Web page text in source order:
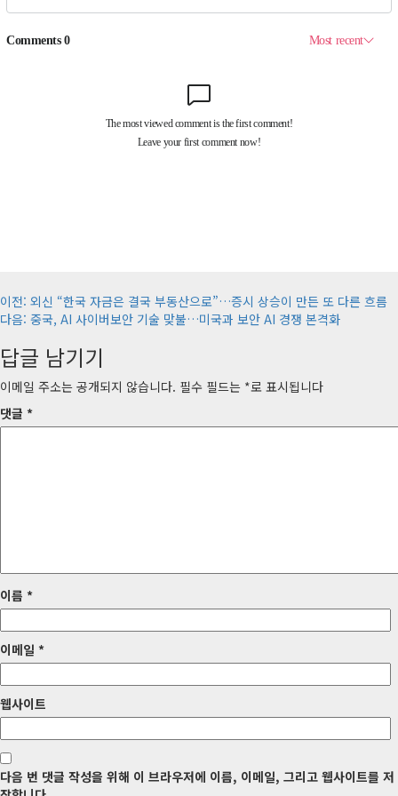
게
시
물
내
비
이전: 외신 “한국 자금은 결국 부동산으로”…증시 상승이 만든 또 다른 흐름
다음: 중국, AI 사이버보안 기술 맞불…미국과 보안 AI 경쟁 본격화
답글 남기기
이메일 주소는 공개되지 않습니다. 필수 필드는 *로 표시됩니다
댓글 *
이름 *
이메일 *
웹사이트
다음 번 댓글 작성을 위해 이 브라우저에 이름, 이메일, 그리고 웹사이트를 저